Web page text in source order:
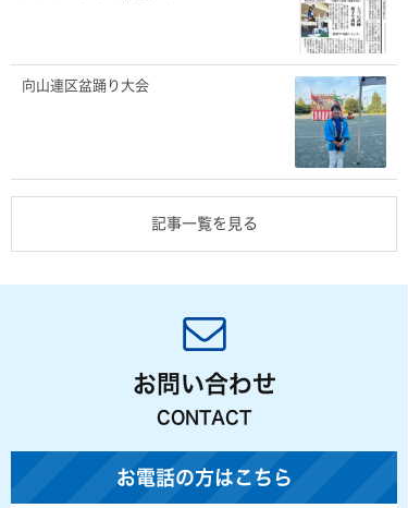
向山連区盆踊り大会
記事一覧を見る
お問い合わせ
CONTACT
お電話の方はこちら